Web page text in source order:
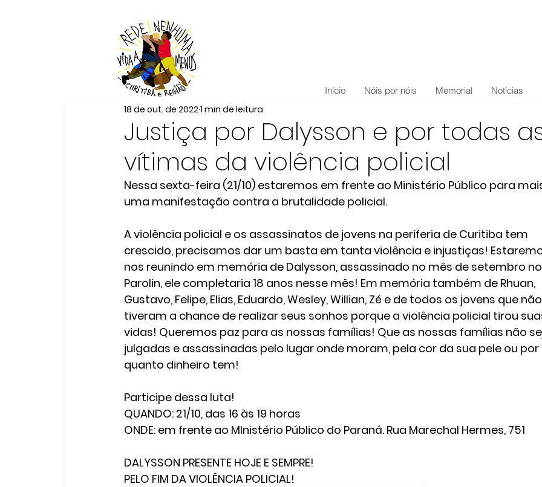
Início Nóis por nóis Memorial Notícias
Justiça por Dalysson e por todas
vítimas da violência policial
18 de out. de 20221 min de leitura
Nessa sexta-feira (21/10) estaremos em frente ao Ministério Público para
uma manifestação contra a brutalidade policial.
A violência policial e os assassinatos de jovens na periferia de Curitiba tem
crescido, precisamos dar um basta em tanta violência e injustiças!
nos reunindo em memória de Dalysson, assassinado no mês de setembro no
Parolin, ele completaria 18 anos nesse mês! Em memória também de Rhuan,
Gustavo, Felipe, Elias, Eduardo, Wesley, Willian, Zé e de todos os jovens que não
tiveram a chance de realizar seus sonhos porque a violência policial tirou
vidas! Queremos paz para as nossas famílias! Que as nossas famílias não
julgadas e assassinadas pelo lugar onde moram, pela cor da sua pele ou por
quanto dinheiro tem!
Participe dessa luta!
QUANDO: 21/10, das 16 às 19 horas
ONDE: em frente ao MInistério Público do Paraná. Rua Marechal Hermes, 751
DALYSSON PRESENTE HOJE E SEMPRE!
PELO FIM DA VIOLÊNCIA POLICIAL!